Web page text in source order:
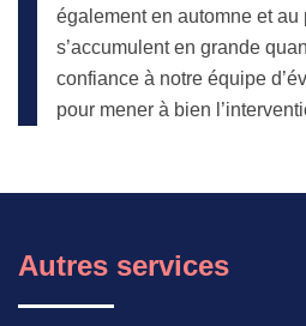
également en automne et au
s’accumulent en grande
confiance à notre équipe
pour mener à bien
Autres services